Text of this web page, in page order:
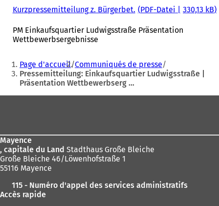
Kurzpressemitteilung z. Bürgerbet.
PDF-Datei 330,13 kB
PM Einkaufsquartier Ludwigsstraße Präsentation
Wettbewerbsergebnisse
Sie
befinden
sich
hier:
Page d'accueil Communiqués de presse
Pressemitteilung: Einkaufsquartier Ludwigsstraße |
Präsentation Wettbewerbserg …
Mayence
, capitale du Land Stadthaus Große Bleiche
Große Bleiche 46/Löwenhofstraße 1
55116 Mayence
115 - Numéro d'appel des services administratifs
Accès rapide